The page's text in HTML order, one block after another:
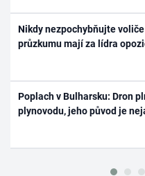
Nikdy nezpochybňujte
průzkumu mají za lídra
Poplach v Bulharsku: Dron
plynovodu, jeho původ je